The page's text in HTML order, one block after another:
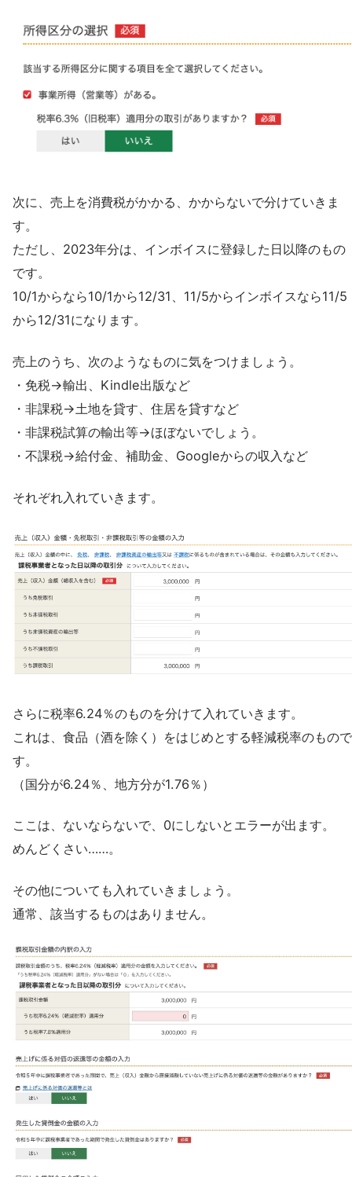
次に、売上を消費税がかかる、かからないで分けていきま
す。
ただし、2023年分は、インボイスに登録した日以降のもの
です。
10/1からなら10/1から12/31、11/5からインボイスなら11/5
から12/31になります。
売上のうち、次のようなものに気をつけましょう。
・免税→輸出、Kindle出版など
・非課税→土地を貸す、住居を貸すなど
・非課税試算の輸出等→ほぼないでしょう。
・不課税→給付金、補助金、Googleからの収入など
それぞれ入れていきます。
さらに税率6.24％のものを分けて入れていきます。
これは、食品（酒を除く）をはじめとする軽減税率のもので
す。
（国分が6.24％、地方分が1.76％）
ここは、ないならないで、0にしないとエラーが出ます。
めんどくさい……。
その他についても入れていきましょう。
通常、該当するものはありません。